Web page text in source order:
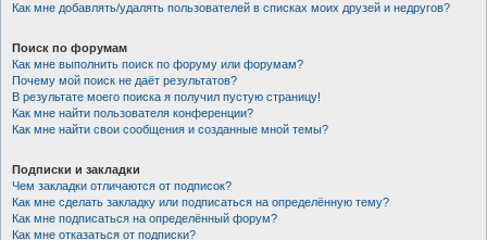
Как мне добавлять/удалять пользователей в списках моих друзей и недругов?
Поиск по форумам
Как мне выполнить поиск по форуму или форумам?
Почему мой поиск не даёт результатов?
В результате моего поиска я получил пустую страницу!
Как мне найти пользователя конференции?
Как мне найти свои сообщения и созданные мной темы?
Подписки и закладки
Чем закладки отличаются от подписок?
Как мне сделать закладку или подписаться на определённую тему?
Как мне подписаться на определённый форум?
Как мне отказаться от подписки?